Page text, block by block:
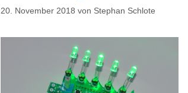
20. November 2018 von Stephan Schlote